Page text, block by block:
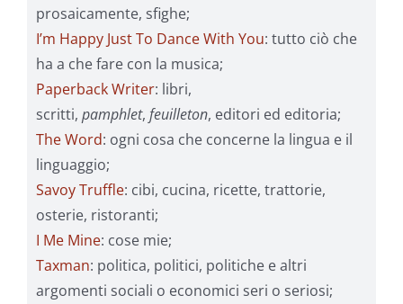
prosaicamente, sfighe;
I’m Happy Just To Dance With You: tutto ciò che
ha a che fare con la musica;
Paperback Writer: libri,
scritti, pamphlet, feuilleton, editori ed editoria;
The Word: ogni cosa che concerne la lingua e il
linguaggio;
Savoy Truffle: cibi, cucina, ricette, trattorie,
osterie, ristoranti;
I Me Mine: cose mie;
Taxman: politica, politici, politiche e altri
argomenti sociali o economici seri o seriosi;